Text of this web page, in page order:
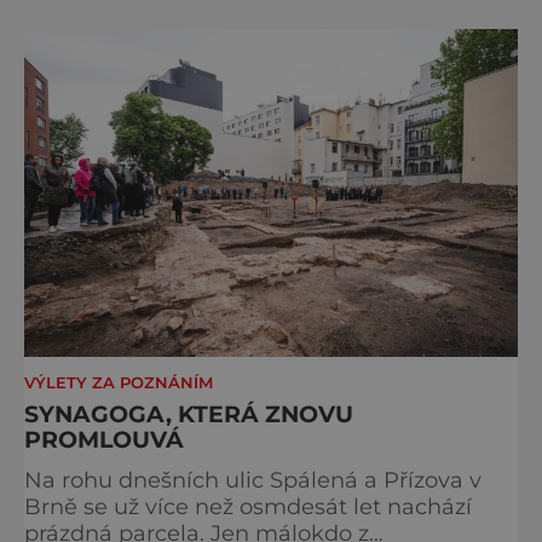
na koloběžce a den zakončit poznáváním
památek ve Velkých Losinách nebo v
termálním parku. [caption
id="attachment_92379" align="
VÝLETY ZA POZNÁNÍM
SYNAGOGA, KTERÁ ZNOVU
PROMLOUVÁ
Na rohu dnešních ulic Spálená a Přízova v
Brně se už více než osmdesát let nachází
prázdná parcela. Jen málokdo z